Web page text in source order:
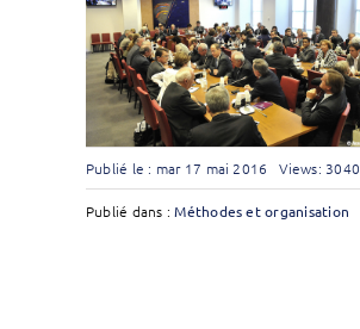
Publié le : mar 17 mai 2016 Views: 3040
Publié dans :Méthodes et organisation